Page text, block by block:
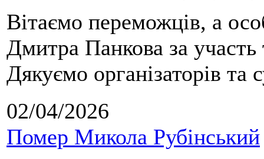
Вітаємо переможців, а
Дмитра Панкова за
Дякуємо організаторів та
02/04/2026
Помер Микола Рубінський